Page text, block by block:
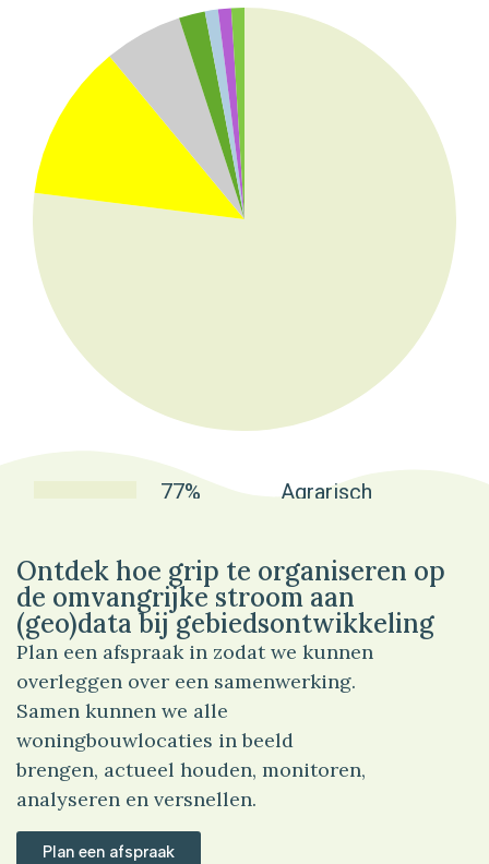
77% Agrarisch
Ontdek hoe grip te organiseren op
de omvangrijke stroom aan
(geo)data bij gebiedsontwikkeling
Plan een afspraak in zodat we kunnen
overleggen over een samenwerking.
Samen kunnen we alle
woningbouwlocaties in beeld
brengen, actueel houden, monitoren,
analyseren en versnellen.
Plan een afspraak